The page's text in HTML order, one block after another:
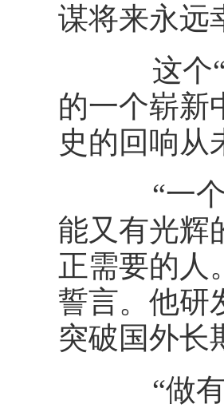
谋将来永远
这个“
的一个崭
史的回响从
“一个
能又有光辉
正需要的人
誓言。他研
突破国外长
“做有